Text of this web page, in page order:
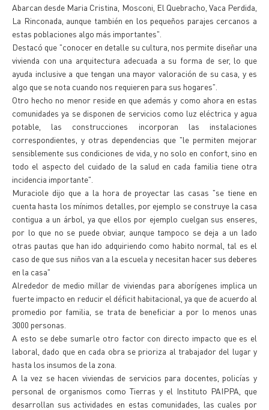
Abarcan desde Maria Cristina, Mosconi, El Quebracho, Vaca Perdida,
La Rinconada, aunque también en los pequeños parajes cercanos a
estas poblaciones algo más importantes".
Destacó que "conocer en detalle su cultura, nos permite diseñar una
vivienda con una arquitectura adecuada a su forma de ser, lo que
ayuda inclusive a que tengan una mayor valoración de su casa, y es
algo que se nota cuando nos requieren para sus hogares".
Otro hecho no menor reside en que además y como ahora en estas
comunidades ya se disponen de servicios como luz eléctrica y agua
potable, las construcciones incorporan las instalaciones
correspondientes, y otras dependencias que "le permiten mejorar
sensiblemente sus condiciones de vida, y no solo en confort, sino en
todo el aspecto del cuidado de la salud en cada familia tiene otra
incidencia importante".
Muraciole dijo que a la hora de proyectar las casas "se tiene en
cuenta hasta los mínimos detalles, por ejemplo se construye la casa
contigua a un árbol, ya que ellos por ejemplo cuelgan sus enseres,
por lo que no se puede obviar, aunque tampoco se deja a un lado
otras pautas que han ido adquiriendo como habito normal, tal es el
caso de que sus niños van a la escuela y necesitan hacer sus deberes
en la casa"
Alrededor de medio millar de viviendas para aborígenes implica un
fuerte impacto en reducir el déficit habitacional, ya que de acuerdo al
promedio por familia, se trata de beneficiar a por lo menos unas
3000 personas.
A esto se debe sumarle otro factor con directo impacto que es el
laboral, dado que en cada obra se prioriza al trabajador del lugar y
hasta los insumos de la zona.
A la vez se hacen viviendas de servicios para docentes, policías y
personal de organismos como Tierras y el Instituto PAIPPA, que
desarrollan sus actividades en estas comunidades, las cuales por